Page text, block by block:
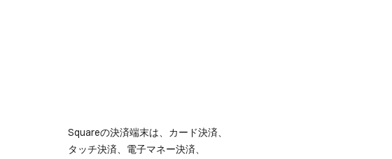
Squareの​決済端末は、​カード決済、​
タッチ決済、​電子マネー決済、​